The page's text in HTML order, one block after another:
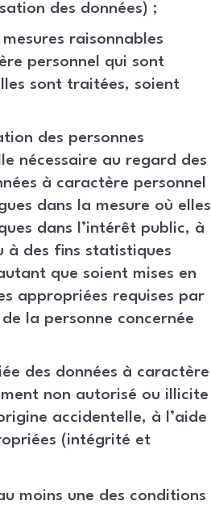
des données) ;
raisonnables
personnel qui sont
sont traitées, soient
des personnes
nécessaire au regard des
à caractère personnel
dans la mesure où elles
dans l’intérêt public, à
à des fins statistiques
que soient mises en
appropriées requises par
la personne concernée
des données à caractère
non autorisé ou illicite
accidentelle, à l’aide
(intégrité et
moins une des conditions